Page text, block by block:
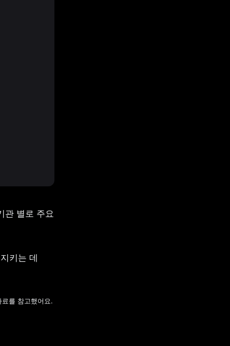
관 별로 주요
키는 데
료를 참고했어요.